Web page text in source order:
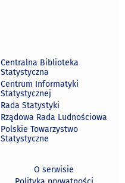
Centralna Biblioteka
Statystyczna
Centrum Informatyki
Statystycznej
Rada Statystyki
Rządowa Rada Ludnościowa
Polskie Towarzystwo
Statystyczne
O serwisie